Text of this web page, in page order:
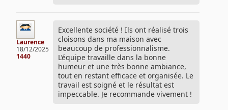
Laurence
18/12/2025
1440
Excellente société ! Ils ont réalisé trois
cloisons dans ma maison avec
beaucoup de professionnalisme.
L’équipe travaille dans la bonne
humeur et une très bonne ambiance,
tout en restant efficace et organisée. Le
travail est soigné et le résultat est
impeccable. Je recommande vivement !